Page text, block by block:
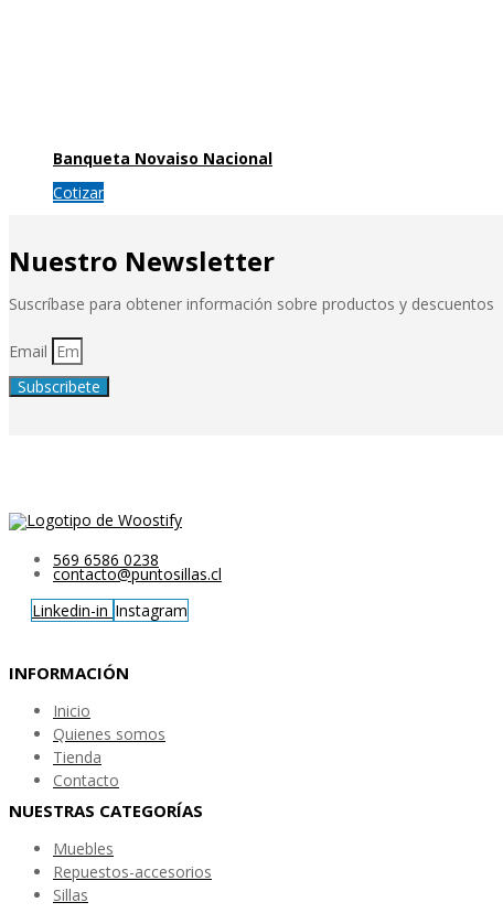
Banqueta Novaiso Nacional
Cotizar
Nuestro Newsletter
Suscríbase para obtener información sobre productos y descuentos
Email
Subscribete
569 6586 0238
contacto@puntosillas.cl
Linkedin-in Instagram
INFORMACIÓN
Inicio
Quienes somos
Tienda
Contacto
NUESTRAS CATEGORÍAS
Muebles
Repuestos-accesorios
Sillas